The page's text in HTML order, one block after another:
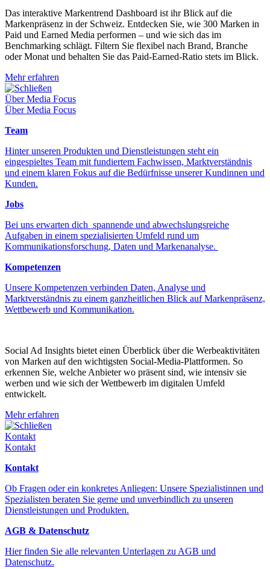
Das interaktive Markentrend Dashboard ist ihr Blick auf die
Markenpräsenz in der Schweiz. Entdecken Sie, wie 300 Marken in
Paid und Earned Media performen – und wie sich das im
Benchmarking schlägt. Filtern Sie flexibel nach Brand, Branche
oder Monat und behalten Sie das Paid-Earned-Ratio stets im Blick.
Mehr erfahren
Schließen
Über Media Focus
Über Media Focus
Team
Hinter unseren Produkten und Dienstleistungen steht ein
eingespieltes Team mit fundiertem Fachwissen, Marktverständnis
und einem klaren Fokus auf die Bedürfnisse unserer Kundinnen und
Kunden.
Jobs
Bei uns erwarten dich spannende und abwechslungsreiche
Aufgaben in einem spezialisierten Umfeld rund um
Kommunikationsforschung, Daten und Markenanalyse.
Kompetenzen
Unsere Kompetenzen verbinden Daten, Analyse und
Marktverständnis zu einem ganzheitlichen Blick auf Markenpräsenz,
Wettbewerb und Kommunikation.
Social Ad Insights bietet einen Überblick über die Werbeaktivitäten
von Marken auf den wichtigsten Social-Media-Plattformen. So
erkennen Sie, welche Anbieter wo präsent sind, wie intensiv sie
werben und wie sich der Wettbewerb im digitalen Umfeld
entwickelt.
Mehr erfahren
Schließen
Kontakt
Kontakt
Kontakt
Ob Fragen oder ein konkretes Anliegen: Unsere Spezialistinnen und
Spezialisten beraten Sie gerne und unverbindlich zu unseren
Dienstleistungen und Produkten.
AGB & Datenschutz
Hier finden Sie alle relevanten Unterlagen zu AGB und
Datenschutz.